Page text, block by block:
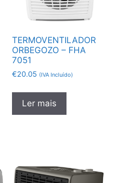
TERMOVENTILADOR
ORBEGOZO – FHA
7051
€20.05 (IVA Incluído)
Ler mais